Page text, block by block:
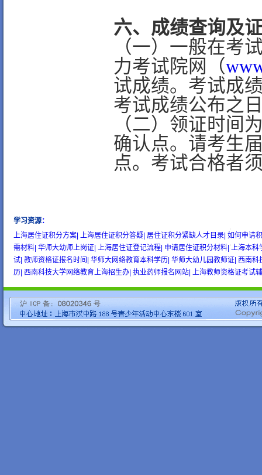
六、成绩查询及
（一）一般在考
力考试院网（
试成绩。考试成
考试成绩公布之
（二）领证时间
确认点。请考生
点。考试合格者
学习资源：
上海居住证积分方案| 上海居住证积分答疑| 居住证积分紧缺人才目录| 如何申请
需材料| 华师大幼师上岗证| 上海居住证登记流程| 申请居住证积分材料| 上海本科
试| 教师资格证报名时间| 华师大网络教育本科学历| 华师大幼儿园教师证| 西南科
历| 西南科技大学网络教育上海招生办| 执业药师报名网站| 上海教师资格证考试